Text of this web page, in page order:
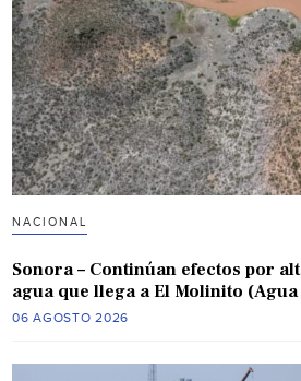
NACIONAL
Sonora – Continúan efectos por
agua que llega a El Molinito
06 AGOSTO 2026